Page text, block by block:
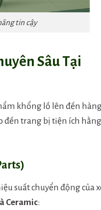
tin cậy
Sâu Tại
khổng lồ lên đến
đến trang bị tiện ích hằng
suất chuyển động của
Ceramic: